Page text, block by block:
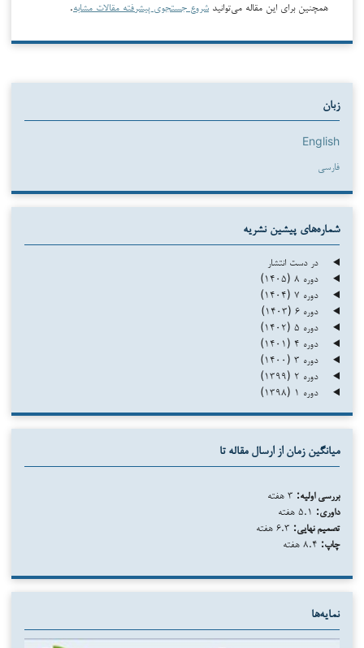
همچنین برای این مقاله می‌توانید شروع جستجوی پیشرفته مقالات مشابه.
زبان
English
فارسی
شماره‌های پیشین نشریه
در دست انتشار
دوره ۸ (۱۴۰۵)
دوره ۷ (۱۴۰۴)
دوره ۶ (۱۴۰۳)
دوره ۵ (۱۴۰۲)
دوره ۴ (۱۴۰۱)
دوره ۳ (۱۴۰۰)
دوره ۲ (۱۳۹۹)
دوره ۱ (۱۳۹۸)
میانگین زمان از ارسال مقاله تا
بررسی اولیه:
داوری:
تصمیم نهایی:
چاپ:
نمایه‌ها